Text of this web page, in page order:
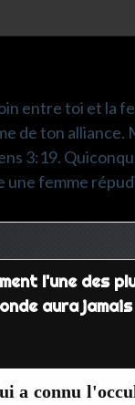
entre toi et la
de ton alliance.
3:19.
une femme
l'une des
aura
a connu